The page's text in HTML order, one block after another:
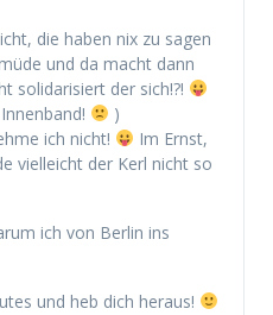
die haben nix zu sagen
und da macht dann
solidarisiert der sich!?!
)
ich nicht!
Im Ernst,
vielleicht der Kerl nicht so
ich von Berlin ins
und heb dich heraus!